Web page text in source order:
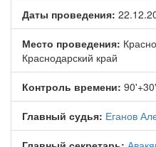
Даты проведения:
Место проведения:
Краснодарский край
Контроль времени:
Главный судья: Еганов